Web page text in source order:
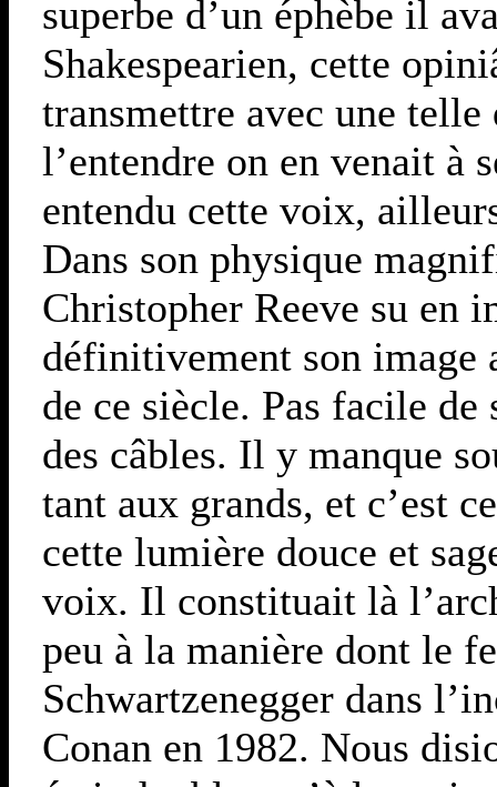
superbe d’un éphèbe il
Shakespearien, cette
transmettre avec une
l’entendre on en venait à
entendu cette voix,
Dans son physique
Christopher Reeve su en
définitivement son image
de ce siècle. Pas facile de
des câbles. Il y manque
tant aux grands, et c’est
cette lumière douce et
voix. Il constituait là
peu à la manière dont le
Schwartzenegger dans
Conan en 1982. Nous